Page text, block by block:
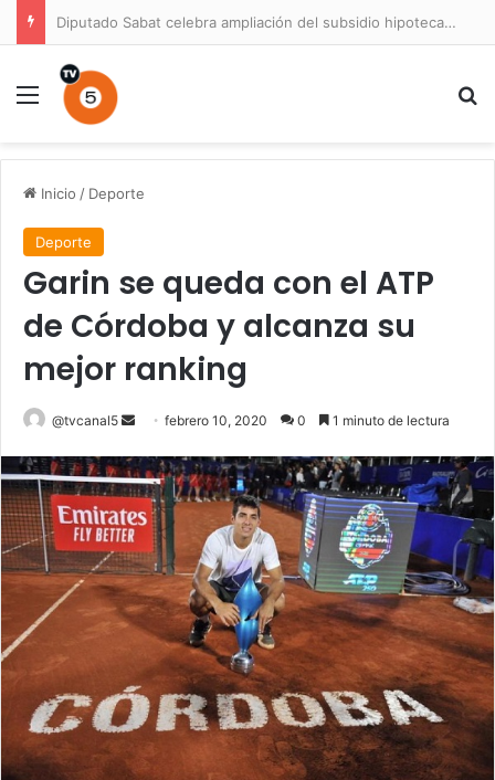
Diputado Sabat celebra ampliación del subsidio hipotecario con viviendas de hasta 6.000 UF
Menú
Inicio / Deporte
Deporte
Garin se queda con el ATP
de Córdoba y alcanza su
mejor ranking
@tvcanal5
Send
email
febrero 10, 2020 0 1 minuto de lectura